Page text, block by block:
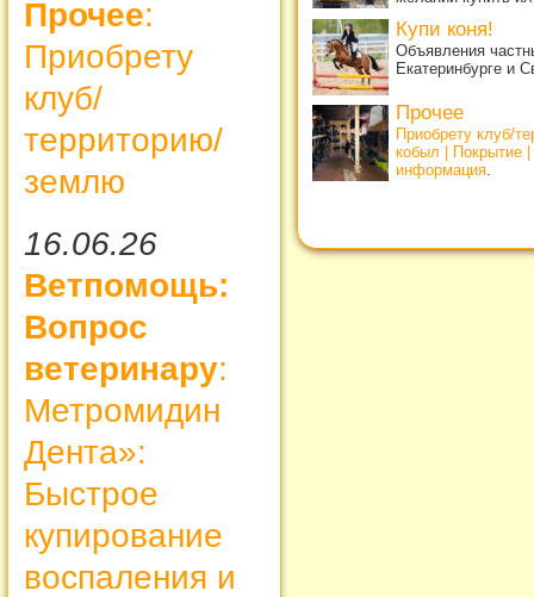
Прочее:
Приобрету
клуб/
территорию/
землю
16.06.26
Ветпомощь:
Вопрос
ветеринару:
Метромидин
Дента»:
Быстрое
купирование
воспаления и
Купи коня!
Объявления
Екатеринбурге и
Прочее
Приобрету клуб/
кобыл | Покрытие
информация